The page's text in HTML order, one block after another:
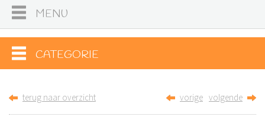
MENU
CATEGORIE
terug naar overzicht vorige volgende